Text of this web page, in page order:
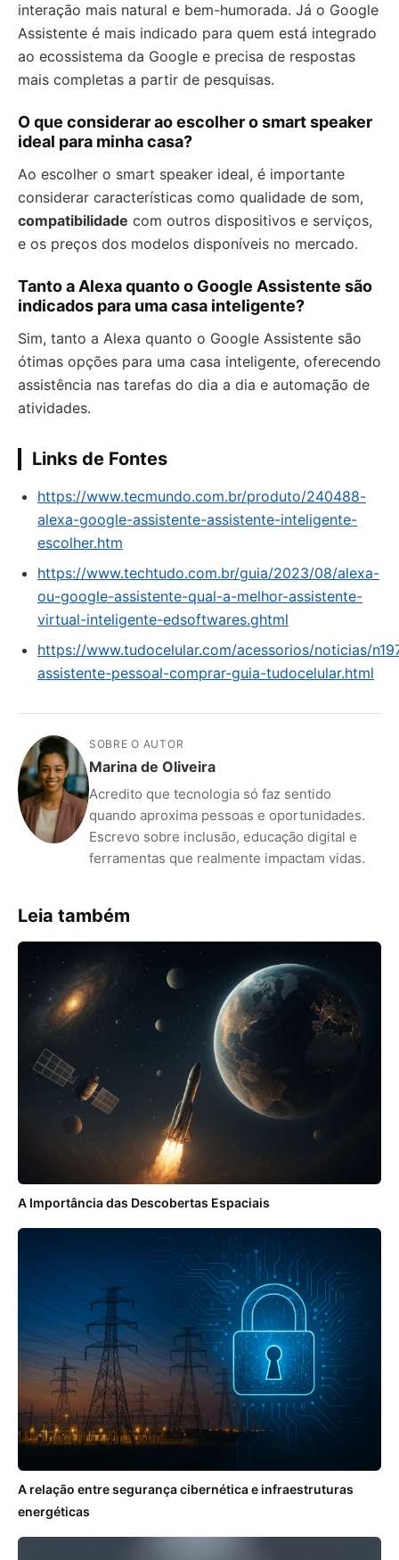
interação mais natural e bem-humorada. Já o Google
Assistente é mais indicado para quem está integrado
ao ecossistema da Google e precisa de respostas
mais completas a partir de pesquisas.
O que considerar ao escolher o smart speaker
ideal para minha casa?
Ao escolher o smart speaker ideal, é importante
considerar características como qualidade de som,
compatibilidade com outros dispositivos e serviços,
e os preços dos modelos disponíveis no mercado.
Tanto a Alexa quanto o Google Assistente são
indicados para uma casa inteligente?
Sim, tanto a Alexa quanto o Google Assistente são
ótimas opções para uma casa inteligente, oferecendo
assistência nas tarefas do dia a dia e automação de
atividades.
Links de Fontes
https://www.tecmundo.com.br/produto/240488-
alexa-google-assistente-assistente-inteligente-
escolher.htm
https://www.techtudo.com.br/guia/2023/08/alexa-
ou-google-assistente-qual-a-melhor-assistente-
virtual-inteligente-edsoftwares.ghtml
https://www.tudocelular.com/acessorios/noticias/
assistente-pessoal-comprar-guia-tudocelular.html
SOBRE O AUTOR
Marina de Oliveira
Acredito que tecnologia só faz sentido
quando aproxima pessoas e oportunidades.
Escrevo sobre inclusão, educação digital e
ferramentas que realmente impactam vidas.
Leia também
A Importância das Descobertas Espaciais
A relação entre segurança cibernética e infraestruturas
energéticas